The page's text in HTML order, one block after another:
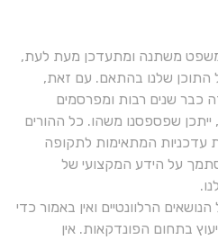
משתנה ומתעדכן מעת לעת,
התוכן שלנו בהתאם. עם זאת,
כבר שנים רבות ומפרסמים
ייתכן שפספסנו משהו. כל ההורים
עדכניות המתאימות לתקופה
על הידע המקצועי של
הרלוונטיים ואין באמור כדי
בתחום הפונדקאות. אין